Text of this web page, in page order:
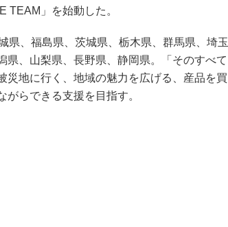
TEAM」を始動した。
、福島県、茨城県、栃木県、群馬県、埼玉
県、山梨県、長野県、静岡県。「そのすべて
災地に行く、地域の魅力を広げる、産品を買
がらできる支援を目指す。